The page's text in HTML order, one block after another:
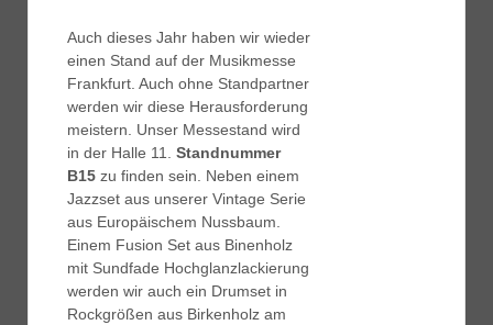
Auch dieses Jahr haben wir wieder
einen Stand auf der Musikmesse
Frankfurt. Auch ohne Standpartner
werden wir diese Herausforderung
meistern. Unser Messestand wird
in der Halle 11. Standnummer
B15 zu finden sein. Neben einem
Jazzset aus unserer Vintage Serie
aus Europäischem Nussbaum.
Einem Fusion Set aus Binenholz
mit Sundfade Hochglanzlackierung
werden wir auch ein Drumset in
Rockgrößen aus Birkenholz am